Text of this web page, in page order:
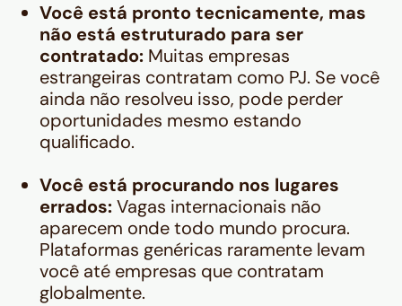
Você está pronto tecnicamente, mas
não está estruturado para ser
contratado: Muitas empresas
estrangeiras contratam como PJ. Se você
ainda não resolveu isso, pode perder
oportunidades mesmo estando
qualificado.
Você está procurando nos lugares
errados:Vagas internacionais não
aparecem onde todo mundo procura.
Plataformas genéricas raramente levam
você até empresas que contratam
globalmente.